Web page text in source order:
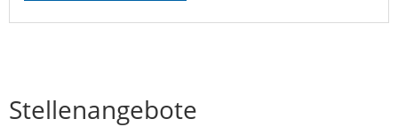
Stellenangebote